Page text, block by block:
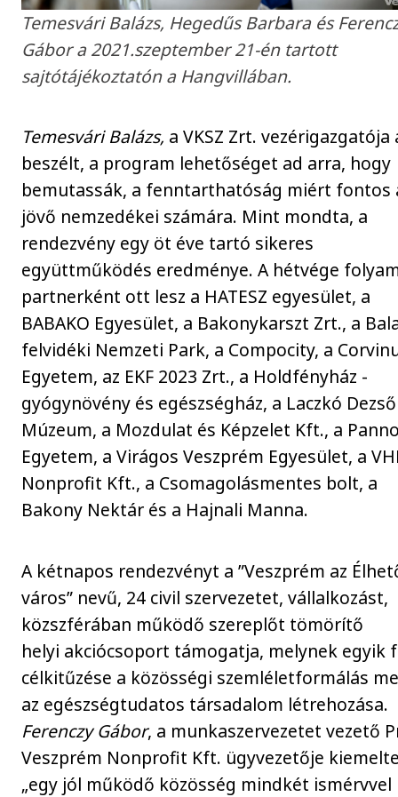
Temesvári Balázs, Hegedűs Barbara és
Gábor a 2021.szeptember 21-én tartott
sajtótájékoztatón a Hangvillában.
Temesvári Balázs, a VKSZ Zrt. vezérigazgatója
beszélt, a program lehetőséget ad arra, hogy
bemutassák, a fenntarthatóság miért fontos
jövő nemzedékei számára. Mint mondta, a
rendezvény egy öt éve tartó sikeres
együttműködés eredménye. A hétvége
partnerként ott lesz a HATESZ egyesület, a
BABAKO Egyesület, a Bakonykarszt Zrt., a
felvidéki Nemzeti Park, a Compocity, a
Egyetem, az EKF 2023 Zrt., a Holdfényház -
gyógynövény és egészségház, a Laczkó Dezső
Múzeum, a Mozdulat és Képzelet Kft., a
Egyetem, a Virágos Veszprém Egyesület, a
Nonprofit Kft., a Csomagolásmentes bolt, a
Bakony Nektár és a Hajnali Manna.
A kétnapos rendezvényt a ”Veszprém az
város” nevű, 24 civil szervezetet, vállalkozást,
közszférában működő szereplőt tömörítő
helyi akciócsoport támogatja, melynek egyik
célkitűzése a közösségi szemléletformálás
az egészségtudatos társadalom létrehozása.
Ferenczy Gábor, a munkaszervezetet vezető
Veszprém Nonprofit Kft. ügyvezetője
„egy jól működő közösség mindkét ismérvvel